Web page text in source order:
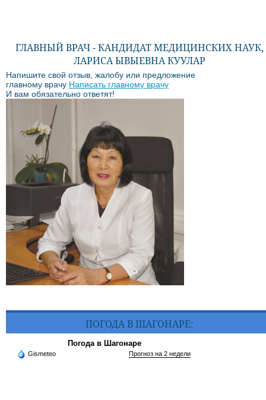
ГЛАВНЫЙ ВРАЧ - КАНДИДАТ МЕДИЦИНСКИХ НАУК,
ЛАРИСА ЫВЫЕВНА КУУЛАР
Напишите свой отзыв, жалобу или предложение
главному врачу Написать главному врачу
И вам обязательно ответят!
ПОГОДА В ШАГОНАРЕ:
Погода в Шагонаре
Gismeteo Прогноз на 2 недели